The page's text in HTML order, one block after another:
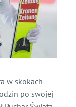
w skokach
po swojej